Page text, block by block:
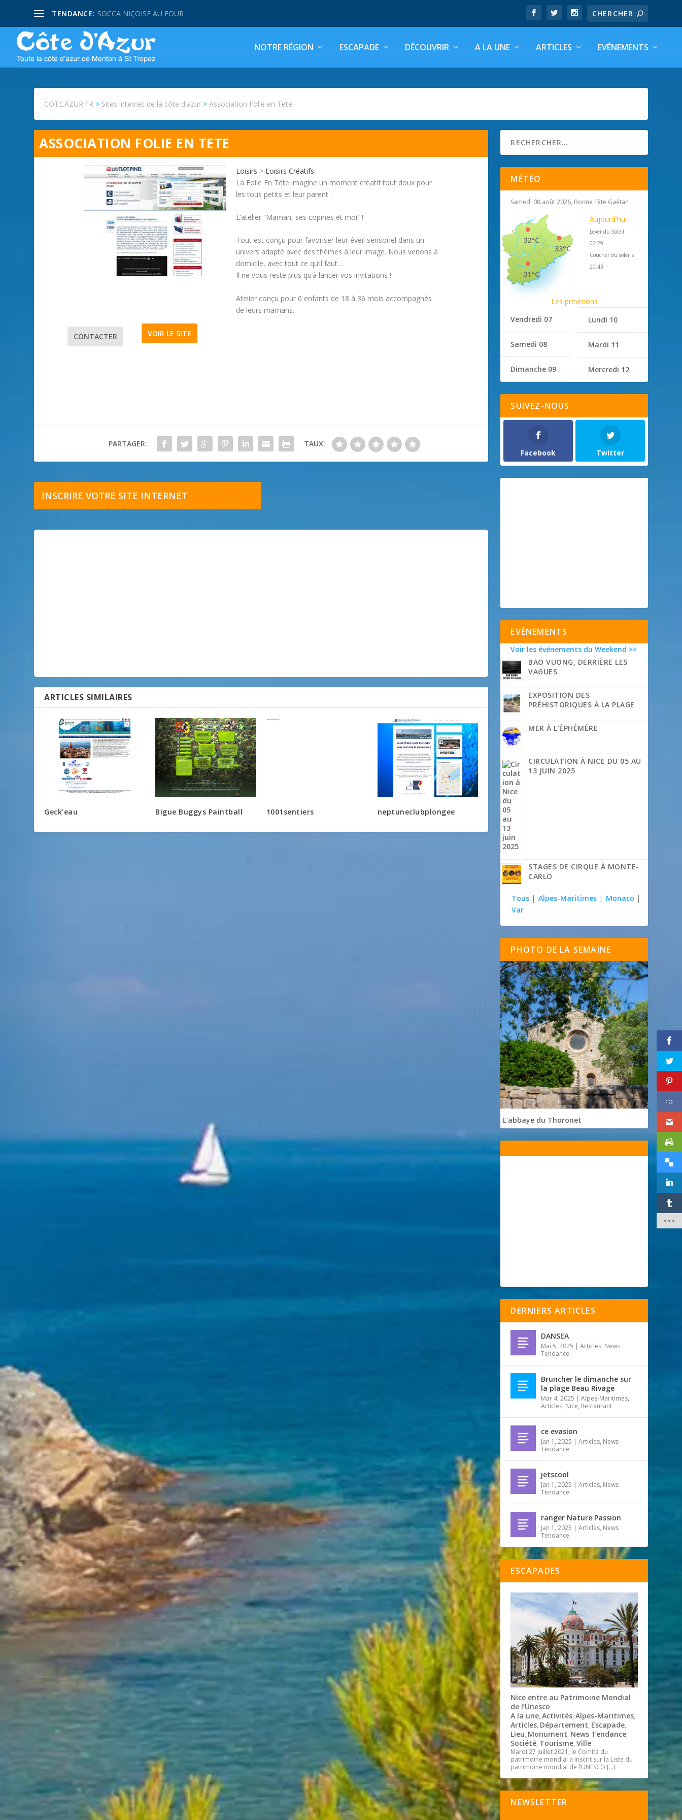
TENDANCE: SOCCA NIÇOISE AU FOUR
NOTRE RÉGION ESCAPADE DÉCOUVRIR A LA UNE ARTICLES EVÉNEMENTS
COTE.AZUR.FR > Sites internet de la côte d'azur >Association Folie en Tete
ASSOCIATION FOLIE EN TETE
Loisirs > Loisirs Créatifs
La Folie En Tête imagine un moment créatif tout doux pour
les tous petits et leur parent :
L’atelier “Maman, ses copines et moi” !
Tout est conçu pour favoriser leur éveil sensoriel dans un
univers adapté avec des thèmes à leur image. Nous venons à
domicile, avec tout ce qu’il faut…
Il ne vous reste plus qu’à lancer vos invitations !
Atelier conçu pour 6 enfants de 18 à 36 mois accompagnés
de leurs mamans.
CONTACTER VOIR LE SITE
PARTAGER: TAUX:
INSCRIRE VOTRE SITE INTERNET
ARTICLES SIMILAIRES
Geck’eau Bigue Buggys Paintball 1001sentiers neptuneclubplongee
MÉTÉO
Samedi 08 août 2026, Bonne Fête Gaétan
33°C
32°C
31°C
Aujourd'hui
Lever du Soleil
06:29
Coucher du soleil à
20:43
Les prévisions
Vendredi 07
Samedi 08
Dimanche 09
Lundi 10
Mardi 11
Mercredi 12
SUIVEZ-NOUS
Facebook Twitter
EVÉNEMENTS
Voir les événements du Weekend >>
BAO VUONG, DERRIÈRE LES
VAGUES
EXPOSITION DES
PRÉHISTORIQUES À LA PLAGE
MER À L’ÉPHÉMÈRE
CIRCULATION À NICE DU 05 AU
13 JUIN 2025
STAGES DE CIRQUE À MONTE-
CARLO
Tous | Alpes-Maritimes | Monaco |
Var
PHOTO DE LA SEMAINE
L'abbaye du Thoronet
DERNIERS ARTICLES
DANSEA
Mai 5, 2025 |Articles, News
Tendance
Bruncher le dimanche sur
la plage Beau Rivage
Mar 4, 2025 |Alpes-Maritimes,
Articles, Nice, Restaurant
ce evasion
Jan 1, 2025 |Articles, News
Tendance
jetscool
Jan 1, 2025 |Articles, News
Tendance
ranger Nature Passion
Jan 1, 2025 |Articles, News
Tendance
ESCAPADES
Nice entre au Patrimoine Mondial
de l’Unesco
A la une,Activités,Alpes-Maritimes,
Articles, Département, Escapade,
Lieu, Monument, News Tendance,
Société, Tourisme,Ville
Mardi 27 juillet 2021, le Comité du
patrimoine mondial a inscrit sur la Liste du
patrimoine mondial de l’UNESCO […]
NEWSLETTER